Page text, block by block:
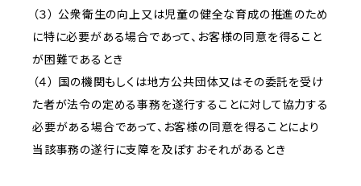
（３） 公衆衛生の向上又は児童の健全な育成の推進のため
に特に必要がある場合であって、お客様の同意を得ること
が困難であるとき
（４） 国の機関もしくは地方公共団体又はその委託を受け
た者が法令の定める事務を遂行することに対して協力する
必要がある場合であって、お客様の同意を得ることにより
当該事務の遂行に支障を及ぼすおそれがあるとき